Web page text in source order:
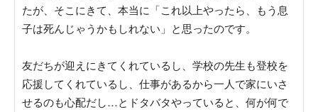
たが、そこにきて、本当に 「これ以上やったら、もう息
子は死んじゃうかもしれない」と思ったのです。
友だちが迎えにきてくれているし、学校の先生も登校を
応援してくれているし、仕事があるから一人で家にいさ
せるのも心配だし…とドタバタやっていると、何が何で